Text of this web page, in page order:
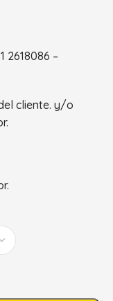
2618086 –
cliente. y/o